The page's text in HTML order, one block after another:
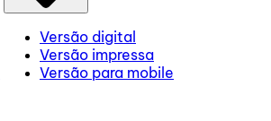
Versão digital
Versão impressa
Versão para mobile